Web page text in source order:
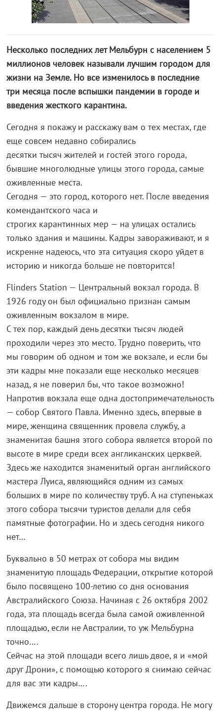
Несколько последних лет Мельбурн с населением 5
миллионов человек называли лучшим городом для
жизни на Земле. Но все изменилось в последние
три месяца после вспышки пандемии в городе и
введения жесткого карантина.
Сегодня я покажу и расскажу вам о тех местах, где
еще совсем недавно собирались
десятки тысяч жителей и гостей этого города,
бывшие многолюдные улицы этого города, самые
оживленные места.
Сегодня — это город, которого нет. После введения
комендантского часа и
строгих карантинных мер — на улицах остались
только здания и машины. Кадры завораживают, и я
искренне надеюсь, что эта ситуация скоро уйдет в
историю и никогда больше не повторится!
Flinders Station — Центральный вокзал города. В
1926 году он был официально признан самым
оживленным вокзалом в мире.
С тех пор, каждый день десятки тысяч людей
проходили через это место. Трудно поверить, что
мы говорим об одном и том же вокзале, и если бы
эти кадры мне показали еще несколько месяцев
назад, я не поверил бы, что такое возможно!
Напротив вокзала еще одна достопримечательность
— cобор Святого Павла. Именно здесь, впервые в
мире, женщина священник провела службу, а
знаменитая башня этого собора является второй по
высоте в мире среди всех англиканских церквей.
Здесь же находится знаменитый орган английского
мастера Луиса, являющийся одним из самых
больших в мире по количеству труб. А на ступеньках
этого собора тысячи туристов делали для себя
памятные фотографии. Но и здесь сегодня никого
нет…
Буквально в 50 метрах от собора мы видим
знаменитую площадь Федерации, открытие которой
было посвящено 100-летию со дня основания
Австралийского Союза. Начиная с 26 октября 2002
года, эта площадь всегда была самой оживленной
площадью, если не Австралии, то уж Мельбурна
точно….
Сейчас на этой площади всего лишь двое, я и «мой
друг Дрони», с помощью которого я снимаю сейчас
для вас эти кадры….
Движемся дальше в сторону центра города. Не могу